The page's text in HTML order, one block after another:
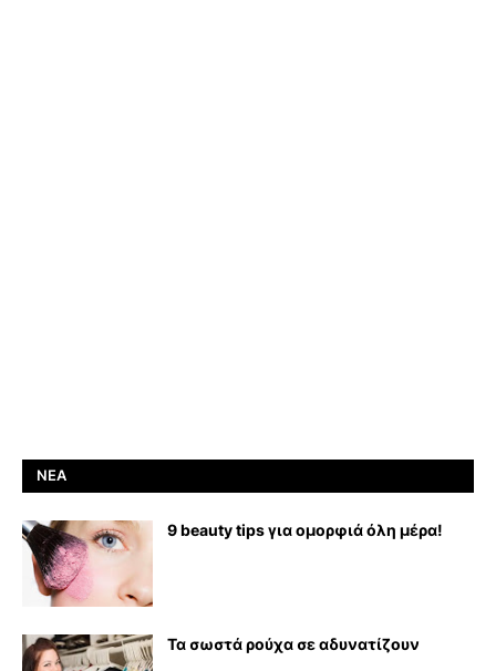
ΝΈΑ
9 beauty tips για ομορφιά όλη μέρα!
Τα σωστά ρούχα σε αδυνατίζουν